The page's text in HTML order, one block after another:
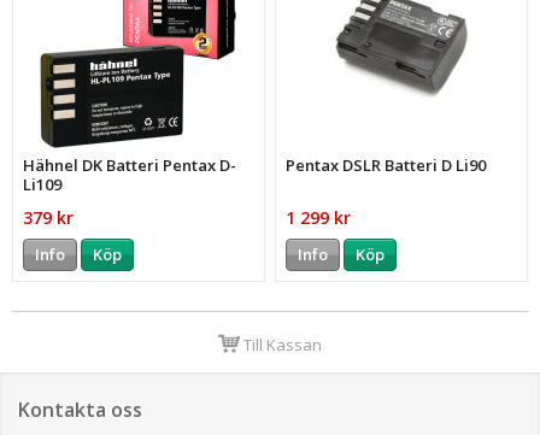
Hähnel DK Batteri Pentax D-
Li109
379 kr
Info Köp
Pentax DSLR Batteri D Li90
1 299 kr
Info Köp
Till Kassan
Kontakta oss